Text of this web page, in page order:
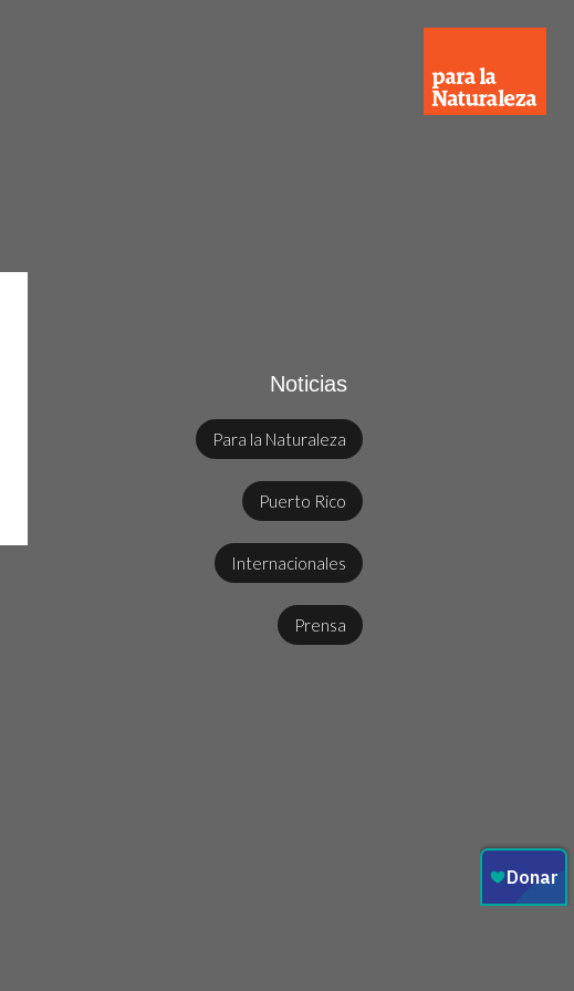
Noticias
Para la Naturaleza
Puerto Rico
Internacionales
Prensa